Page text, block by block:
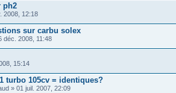
ph2
2008, 12:18
sur carbu solex
déc. 2008, 11:48
15:14
turbo 105cv = identiques?
» 01 juil. 2007, 22:09